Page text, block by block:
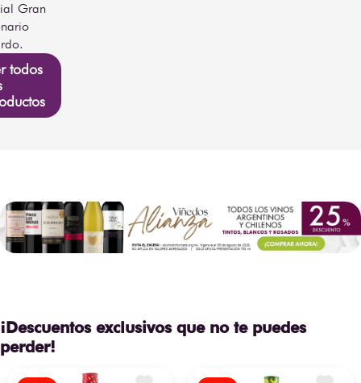
Gran
todos
¡Descuentos exclusivos que no te puedes
perder!